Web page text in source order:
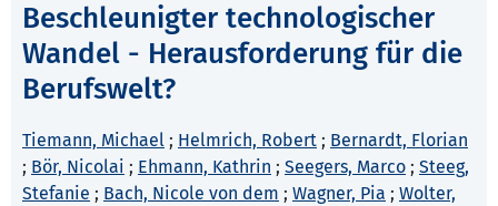
Beschleunigter technologischer
Wandel - Herausforderung für die
Berufswelt?
Tiemann, Michael ; Helmrich, Robert ; Bernardt, Florian
; Bör, Nicolai ; Ehmann, Kathrin ; Seegers, Marco ; Steeg,
Stefanie ; Bach, Nicole von dem ; Wagner, Pia ; Wolter,